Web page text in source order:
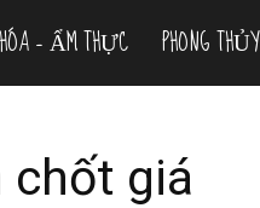
– ẨM THỰC PHONG THỦY
chốt giá